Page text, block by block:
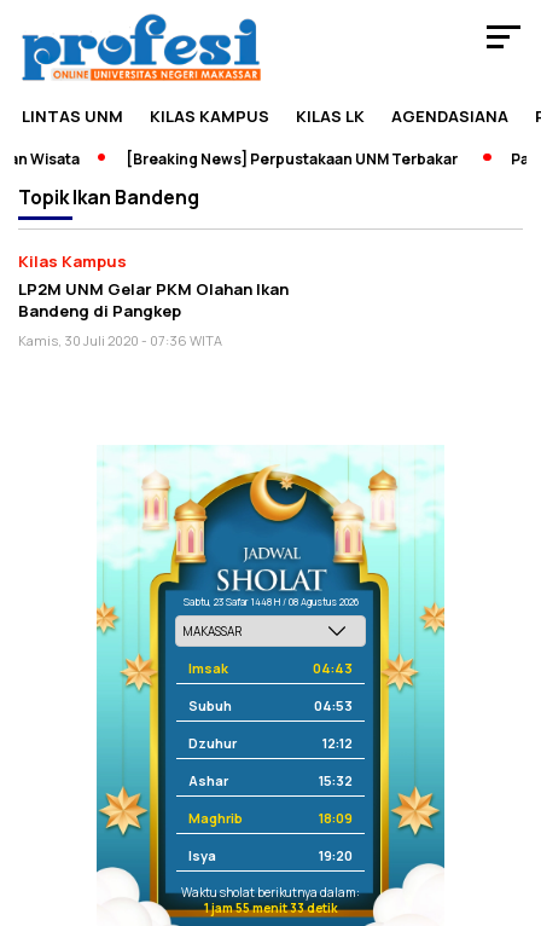
LINTAS UNM KILAS KAMPUS KILAS LK AGENDASIANA
Wisata [Breaking News] Perpustakaan UNM Terbakar
TopikIkan Bandeng
Kilas Kampus
LP2M UNM Gelar PKM Olahan Ikan
Bandeng di Pangkep
Kamis, 30 Juli 2020 - 07:36 WITA
Sabtu, 23 Safar 1448 H / 08 Agustus 2026
Imsak 04:43
Subuh 04:53
Dzuhur 12:12
Ashar 15:32
Maghrib 18:09
Isya 19:20
Waktu sholat berikutnya dalam:
1 jam 55 menit 33 detik